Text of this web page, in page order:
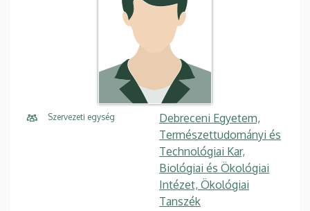
Szervezeti egység
Debreceni Egyetem,
Természettudományi és
Technológiai Kar,
Biológiai és Ökológiai
Intézet, Ökológiai
Tanszék